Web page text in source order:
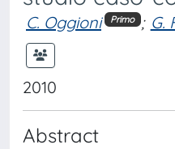
C. Oggioni Primo ; G.
2010
Abstract